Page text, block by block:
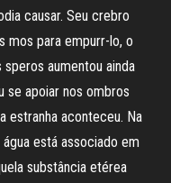
causar. Seu crebro
mos para empurr-lo, o
aumentou ainda
se apoiar nos ombros
estranha aconteceu. Na
está associado em
substância etérea